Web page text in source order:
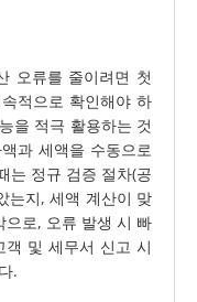
오류를 줄이려면 첫
적으로 확인해야 하
을 적극 활용하는 것
과 세액을 수동으로
는 정규 검증 절차(공
는지, 세액 계산이 맞
으로, 오류 발생 시 빠
객 및 세무서 신고 시
.